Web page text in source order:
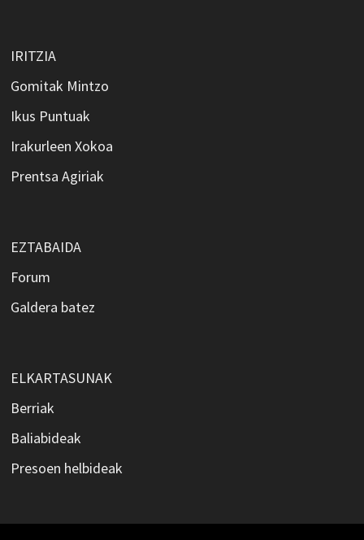
IRITZIA
Gomitak Mintzo
Ikus Puntuak
Irakurleen Xokoa
Prentsa Agiriak
EZTABAIDA
Forum
Galdera batez
ELKARTASUNAK
Berriak
Baliabideak
Presoen helbideak